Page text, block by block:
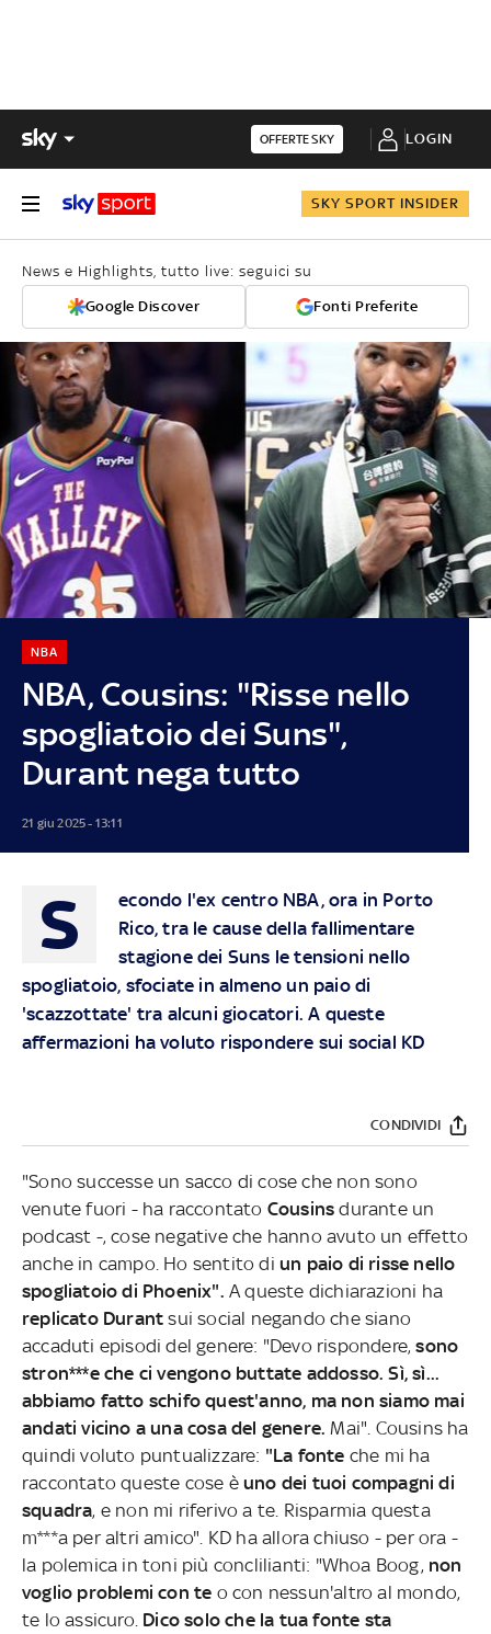
OFFERTE SKY LOGIN
SKY SPORT INSIDER
News e Highlights, tutto live: seguici su
Google Discover Fonti Preferite
NBA, Cousins: "Risse nello
spogliatoio dei Suns",
Durant nega tutto
NBA
21 giu 2025 - 13:11
S
econdo l'ex centro NBA, ora in Porto
Rico, tra le cause della fallimentare
stagione dei Suns le tensioni nello
spogliatoio, sfociate in almeno un paio di
'scazzottate' tra alcuni giocatori. A queste
affermazioni ha voluto rispondere sui social KD
CONDIVIDI
"Sono successe un sacco di cose che non sono
venute fuori - ha raccontato Cousinsdurante un
podcast -, cose negative che hanno avuto un effetto
anche in campo. Ho sentito di un paio di risse nello
spogliatoio di Phoenix". A queste dichiarazioni ha
replicato Durantsui social negando che siano
accaduti episodi del genere: "Devo rispondere, sono
stron***e che ci vengono buttate addosso. Sì, sì...
abbiamo fatto schifo quest'anno, ma non siamo mai
andati vicino a una cosa del genere. Mai". Cousins ha
quindi voluto puntualizzare: "La fonte che mi ha
raccontato queste cose è uno dei tuoi compagni di
squadra, e non mi riferivo a te. Risparmia questa
m***a per altri amico". KD ha allora chiuso - per ora -
la polemica in toni più conclilianti: "Whoa Boog, non
voglio problemi con te o con nessun'altro al mondo,
te lo assicuro. Dico solo che la tua fonte sta